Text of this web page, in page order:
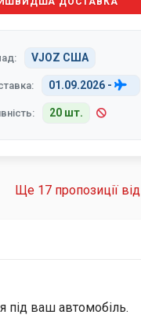
VJOZ США
01.09.2026 -
20 шт.
Ще 17 пропозиції від
під ваш автомобіль.